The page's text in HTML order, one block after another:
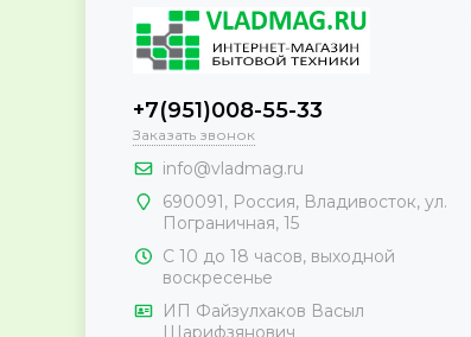
+7(951)008-55-33
Заказать звонок
info@vladmag.ru
690091, Россия, Владивосток, ул.
Пограничная, 15
С 10 до 18 часов, выходной
воскресенье
ИП Файзулхаков Васыл
Шарифзянович